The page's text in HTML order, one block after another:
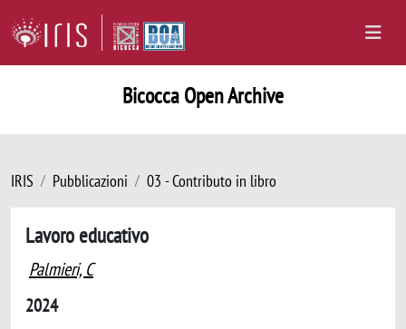
Bicocca Open Archive
IRIS Pubblicazioni 03 - Contributo in libro
Lavoro educativo
Palmieri, C
2024